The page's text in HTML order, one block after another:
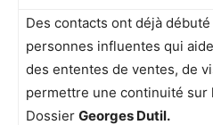
Des contacts ont déjà
personnes influentes qui
des ententes de ventes, de
permettre une continuité sur
Dossier Georges Dutil.